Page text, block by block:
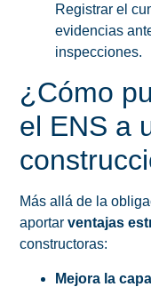
Registrar el
evidencias
inspecciones.
¿Cómo
el ENS a
Más allá de la
aportar ventajas
constructoras:
Mejora la